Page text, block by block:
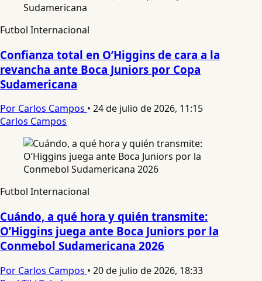
Futbol Internacional
Confianza total en O’Higgins de cara a la
revancha ante Boca Juniors por Copa
Sudamericana
Por Carlos Campos • 24 de julio de 2026, 11:15
Carlos Campos
Futbol Internacional
Cuándo, a qué hora y quién transmite:
O’Higgins juega ante Boca Juniors por la
Conmebol Sudamericana 2026
Por Carlos Campos • 20 de julio de 2026, 18:33